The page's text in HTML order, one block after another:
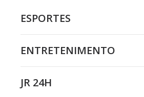
ESPORTES
ENTRETENIMENTO
JR 24H